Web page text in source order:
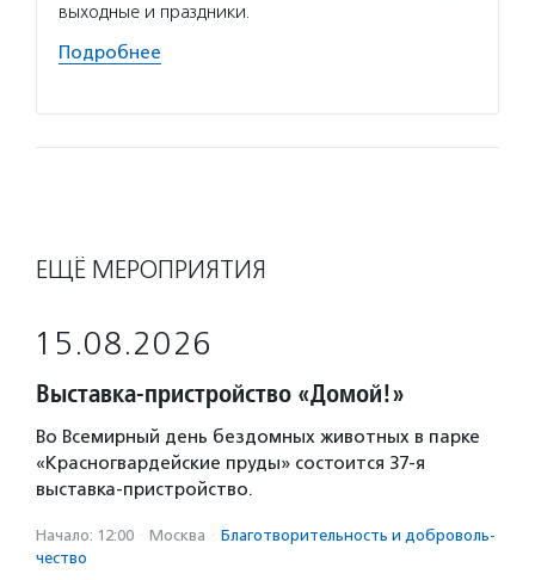
выходные и праздники.
Подробнее
ЕЩЁ МЕРОПРИЯТИЯ
15.08.2026
Выставка-пристройство «Домой!»
Во Всемирный день бездомных животных в парке
«Красногвардейские пруды» состоится 37-я
выставка-пристройство.
Начало: 12:00 · Москва · Благотвори­тель­ность и доброволь­
чест­во